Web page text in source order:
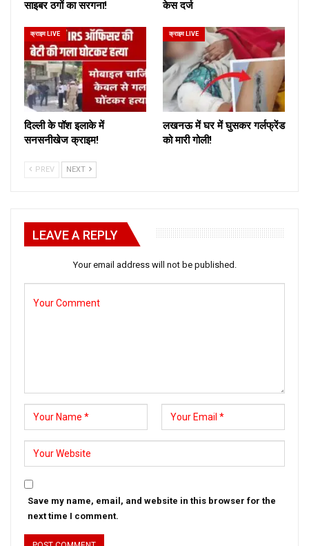
साइबर ठगों का सरगना! केस दर्ज
क्राइम LIVE
दिल्ली के पॉश इलाके में
सनसनीखेज क्राइम!
क्राइम LIVE
लखनऊ में घर में घुसकर गर्लफ्रेंड
को मारी गोली!
PREV NEXT
LEAVE A REPLY
Your email address will not be published.
Save my name, email, and website in this browser for the
next time I comment.